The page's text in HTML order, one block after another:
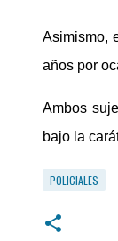
Asimismo,
años por
Ambos
bajo la
POLICIALES